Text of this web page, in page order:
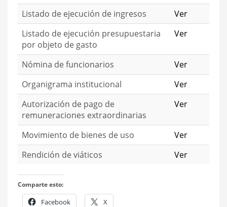
Listado de ejecución de ingresos
Ver
Listado de ejecución presupuestaria
por objeto de gasto
Ver
Nómina de funcionarios
Ver
Organigrama institucional
Ver
Autorización de pago de
remuneraciones extraordinarias
Ver
Movimiento de bienes de uso
Ver
Rendición de viáticos
Ver
Comparte esto:
Facebook X